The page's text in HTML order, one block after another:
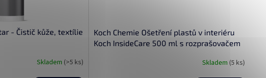
- Čistič kůže, textílie
Skladem (>5 ks)
Koch Chemie Ošetření plastů v interiéru
Koch InsideCare 500 ml s rozprašovačem
Skladem (5 ks)